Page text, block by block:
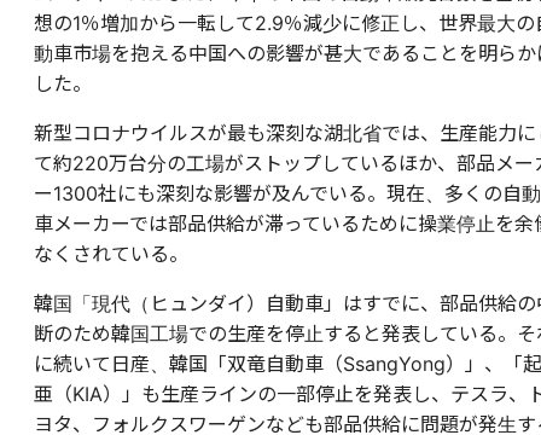
想の1％増加から一転して2.9％減少に修正し、世界最大の
動車市場を抱える中国への影響が甚大であることを明らか
した。
新型コロナウイルスが最も深刻な湖北省では、生産能力に
て約220万台分の工場がストップしているほか、部品メー
ー1300社にも深刻な影響が及んでいる。現在、多くの自動
車メーカーでは部品供給が滞っているために操業停止を余
なくされている。
韓国「現代（ヒュンダイ）自動車」はすでに、部品供給の
断のため韓国工場での生産を停止すると発表している。そ
に続いて日産、韓国「双竜自動車（SsangYong）」、「起
亜（KIA）」も生産ラインの一部停止を発表し、テスラ、
ヨタ、フォルクスワーゲンなども部品供給に問題が発生す